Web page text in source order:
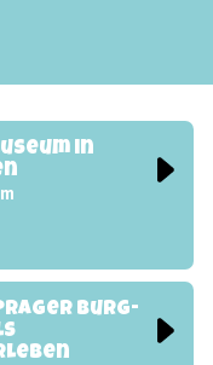
in
Burg-